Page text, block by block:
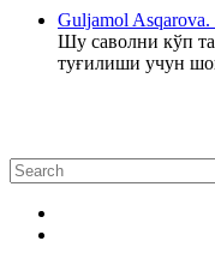
Guljamol Asqarova.
Шу саволни кўп
туғилиши учун